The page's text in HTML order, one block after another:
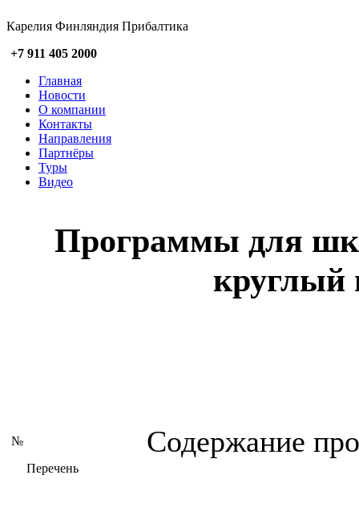
Карелия Финляндия Прибалтика
+7 911 405 2000
Главная
Новости
О компании
Контакты
Направления
Партнёры
Туры
Видео
Программы для
круглый
№
Перечень
Содержание